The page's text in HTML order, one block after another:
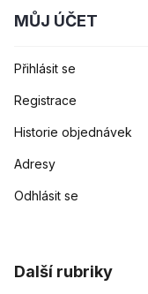
MŮJ ÚČET
Přihlásit se
Registrace
Historie objednávek
Adresy
Odhlásit se
Další rubriky